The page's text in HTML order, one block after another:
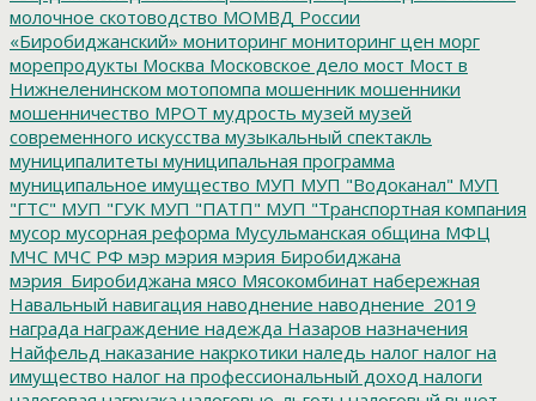
молочное скотоводство МОМВД России
«Биробиджанский» мониторинг мониторинг цен морг
морепродукты Москва Московское дело мост Мост в
Нижнеленинском мотопомпа мошенник мошенники
мошенничество МРОТ мудрость музей музей
современного искусства музыкальный спектакль
муниципалитеты муниципальная программа
муниципальное имущество МУП МУП "Водоканал" МУП
"ГТС" МУП "ГУК МУП "ПАТП" МУП "Транспортная компания
мусор мусорная реформа Мусульманская община МФЦ
МЧС МЧС РФ мэр мэрия мэрия Биробиджана
мэрия_Биробиджана мясо Мясокомбинат набережная
Навальный навигация наводнение наводнение_2019
награда награждение надежда Назаров назначения
Найфельд наказание накркотики наледь налог налог на
имущество налог на профессиональный доход налоги